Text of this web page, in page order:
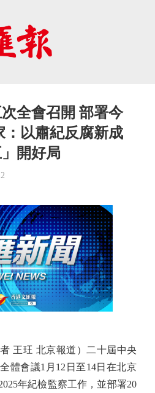
全會召開 部署今
：以肅紀反腐新成
開好局
玨 北京報道）二十屆中央
體會議1月12日至14日在北京
年紀檢監察工作，並部署20